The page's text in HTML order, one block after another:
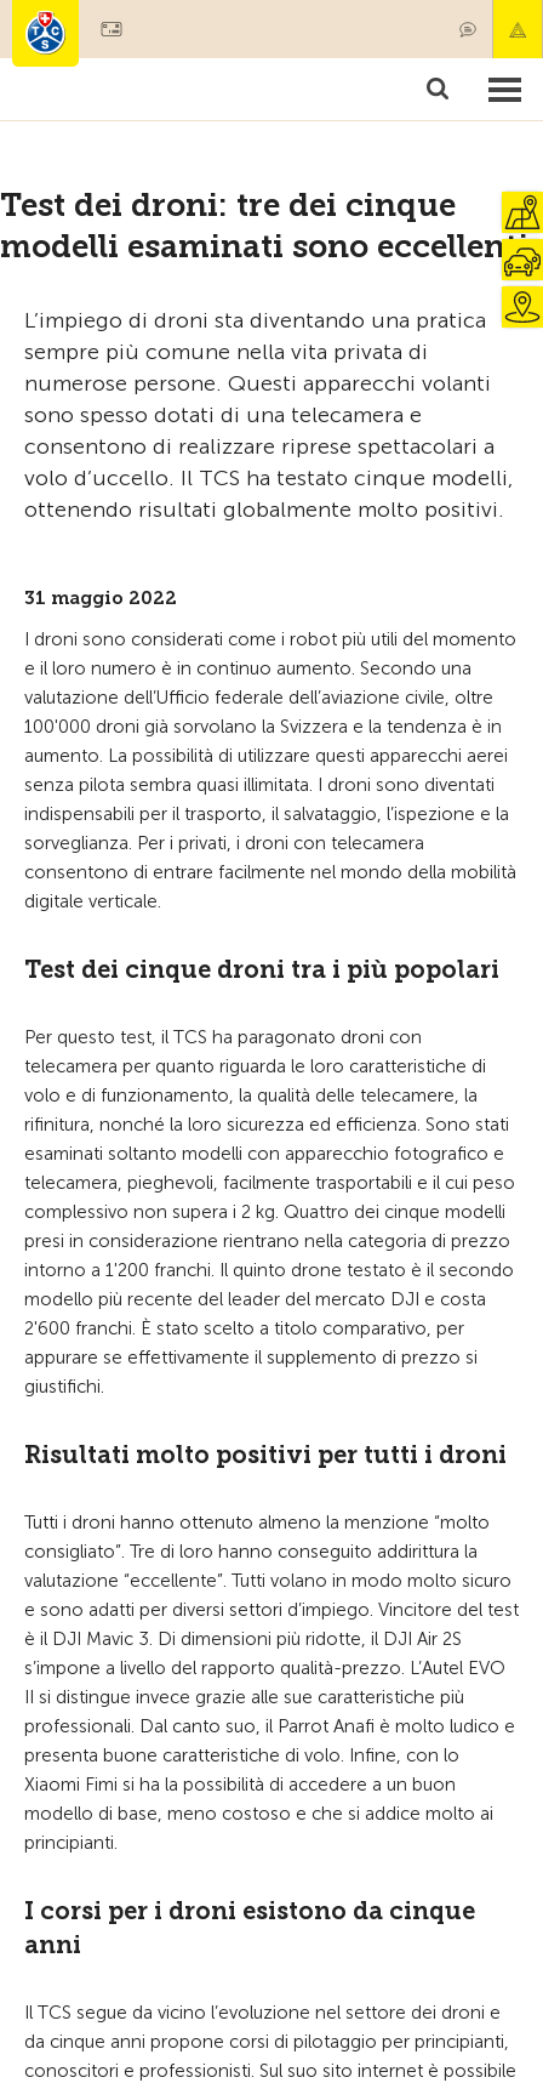
Societariato & prestazioni
Test dei droni: tre dei cinque
modelli esaminati sono eccellenti
L’impiego di droni sta diventando una pratica
sempre più comune nella vita privata di
numerose persone. Questi apparecchi volanti
sono spesso dotati di una telecamera e
consentono di realizzare riprese spettacolari a
volo d’uccello. Il TCS ha testato cinque modelli,
ottenendo risultati globalmente molto positivi.
31 maggio 2022
I droni sono considerati come i robot più utili del momento
e il loro numero è in continuo aumento. Secondo una
valutazione dell’Ufficio federale dell’aviazione civile, oltre
100'000 droni già sorvolano la Svizzera e la tendenza è in
aumento. La possibilità di utilizzare questi apparecchi aerei
senza pilota sembra quasi illimitata. I droni sono diventati
indispensabili per il trasporto, il salvataggio, l’ispezione e la
sorveglianza. Per i privati, i droni con telecamera
consentono di entrare facilmente nel mondo della mobilità
digitale verticale.
Test dei cinque droni tra i più popolari
Per questo test, il TCS ha paragonato droni con
telecamera per quanto riguarda le loro caratteristiche di
volo e di funzionamento, la qualità delle telecamere, la
rifinitura, nonché la loro sicurezza ed efficienza. Sono stati
esaminati soltanto modelli con apparecchio fotografico e
telecamera, pieghevoli, facilmente trasportabili e il cui peso
complessivo non supera i 2 kg. Quattro dei cinque modelli
presi in considerazione rientrano nella categoria di prezzo
intorno a 1'200 franchi. Il quinto drone testato è il secondo
modello più recente del leader del mercato DJI e costa
2'600 franchi. È stato scelto a titolo comparativo, per
appurare se effettivamente il supplemento di prezzo si
giustifichi.
Risultati molto positivi per tutti i droni
Tutti i droni hanno ottenuto almeno la menzione “molto
consigliato”. Tre di loro hanno conseguito addirittura la
valutazione “eccellente”. Tutti volano in modo molto sicuro
e sono adatti per diversi settori d’impiego. Vincitore del test
è il DJI Mavic 3. Di dimensioni più ridotte, il DJI Air 2S
s’impone a livello del rapporto qualità-prezzo. L’Autel EVO
II si distingue invece grazie alle sue caratteristiche più
professionali. Dal canto suo, il Parrot Anafi è molto ludico e
presenta buone caratteristiche di volo. Infine, con lo
Xiaomi Fimi si ha la possibilità di accedere a un buon
modello di base, meno costoso e che si addice molto ai
principianti.
I corsi per i droni esistono da cinque
anni
Il TCS segue da vicino l’evoluzione nel settore dei droni e
da cinque anni propone corsi di pilotaggio per principianti,
conoscitori e professionisti. Sul suo sito internet è possibile